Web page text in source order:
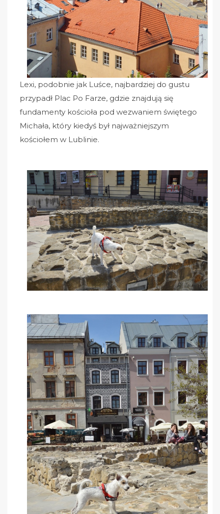
Lexi, podobnie jak Luśce, najbardziej do gustu
przypadł Plac Po Farze, gdzie znajdują się
fundamenty kościoła pod wezwaniem świętego
Michała, który kiedyś był najważniejszym
kościołem w Lublinie.